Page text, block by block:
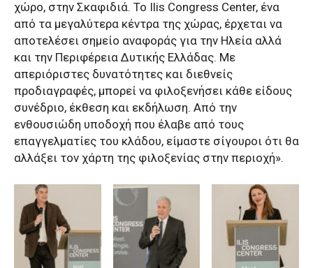
χώρο, στην Σκαφιδιά. Το Ilis Congress Center, ένα
από τα μεγαλύτερα κέντρα της χώρας, έρχεται να
αποτελέσει σημείο αναφοράς για την Ηλεία αλλά
και την Περιφέρεια Δυτικής Ελλάδας. Με
απεριόριστες δυνατότητες και διεθνείς
προδιαγραφές, μπορεί να φιλοξενήσει κάθε είδους
συνέδριο, έκθεση και εκδήλωση. Από την
ενθουσιώδη υποδοχή που έλαβε από τους
επαγγελματίες του κλάδου, είμαστε σίγουροι ότι θα
αλλάξει τον χάρτη της φιλοξενίας στην περιοχή».